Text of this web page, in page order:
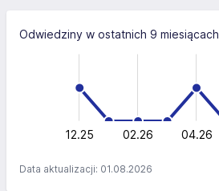
Odwiedziny w ostatnich 9 miesiącach
L
12.25 02.26 04.26
Data aktualizacji: 01.08.2026